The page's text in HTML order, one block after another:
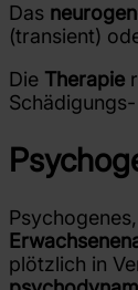
Das
(transient)
Die Therapie
plötzlich in